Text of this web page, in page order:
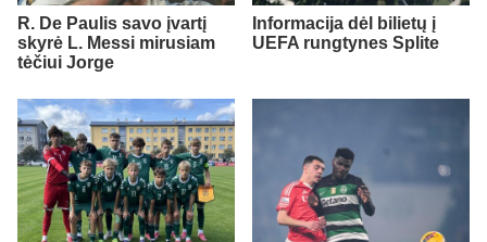
R. De Paulis savo įvartį
skyrė L. Messi mirusiam
tėčiui Jorge
Informacija dėl bilietų į
UEFA rungtynes Splite